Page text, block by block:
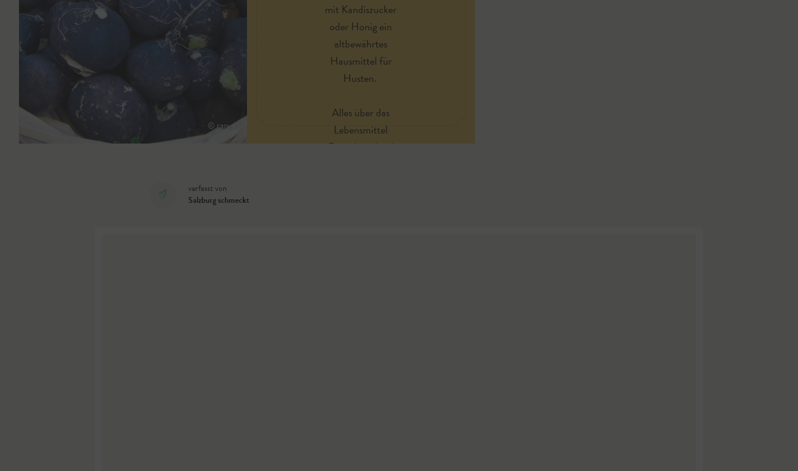
© canva
mit Kandiszucker
oder Honig ein
altbewährtes
Hausmittel für
Husten.
Alles über das
Lebensmittel
Rettich und viel
verfasst von
Salzburg schmeckt